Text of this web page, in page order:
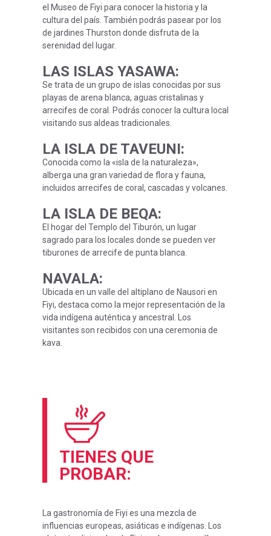
el Museo de Fiyi para conocer la historia y la
cultura del país. También podrás pasear por los
de jardines Thurston donde disfruta de la
serenidad del lugar.
LAS ISLAS YASAWA:
Se trata de un grupo de islas conocidas por sus
playas de arena blanca, aguas cristalinas y
arrecifes de coral. Podrás conocer la cultura local
visitando sus aldeas tradicionales.
LA ISLA DE TAVEUNI:
Conocida como la «isla de la naturaleza»,
alberga una gran variedad de flora y fauna,
incluidos arrecifes de coral, cascadas y volcanes.
LA ISLA DE BEQA:
El hogar del Templo del Tiburón, un lugar
sagrado para los locales donde se pueden ver
tiburones de arrecife de punta blanca.
NAVALA:
Ubicada en un valle del altiplano de Nausori en
Fiyi, destaca como la mejor representación de la
vida indígena auténtica y ancestral. Los
visitantes son recibidos con una ceremonia de
kava.
TIENES QUE
PROBAR:
La gastronomía de Fiyi es una mezcla de
influencias europeas, asiáticas e indígenas. Los